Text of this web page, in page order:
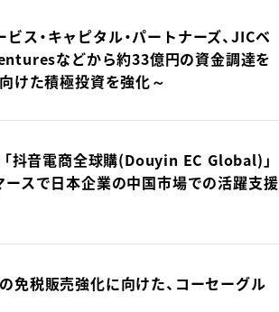
ス・キャピタル・パートナーズ、JICベ
などから約33億円の資金調達を
けた積極投資を強化～
「抖音電商全球購(Douyin EC Global)」
スで日本企業の中国市場での活躍支援
免税販売強化に向けた、コーセーグル